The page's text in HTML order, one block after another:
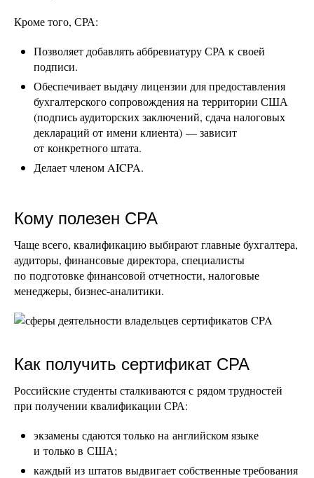
Кроме того, СРА:
Позволяет добавлять аббревиатуру СРА к своей
подписи.
Обеспечивает выдачу лицензии для предоставления
бухгалтерского сопровождения на территории США
(подпись аудиторских заключений, сдача налоговых
деклараций от имени клиента) — зависит
от конкретного штата.
Делает членом AICPA.
Кому полезен СРА
Чаще всего, квалификацию выбирают главные бухгалтера,
аудиторы, финансовые директора, специалисты
по подготовке финансовой отчетности, налоговые
менеджеры, бизнес-аналитики.
Как получить сертификат СРА
Российские студенты сталкиваются с рядом трудностей
при получении квалификации СРА:
экзамены сдаются только на английском языке
и только в США;
каждый из штатов выдвигает собственные требования